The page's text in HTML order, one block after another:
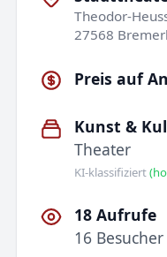
Theodor-
27568
Preis auf
Kunst &
Theater
KI-klassifiziert
18 Aufrufe
16